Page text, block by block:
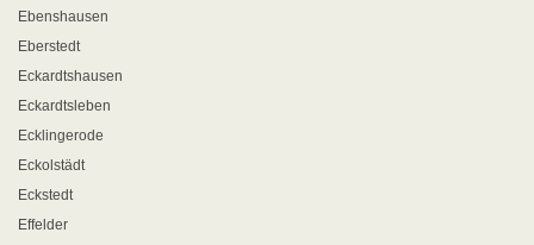
Ebenshausen
Eberstedt
Eckardtshausen
Eckardtsleben
Ecklingerode
Eckolstädt
Eckstedt
Effelder